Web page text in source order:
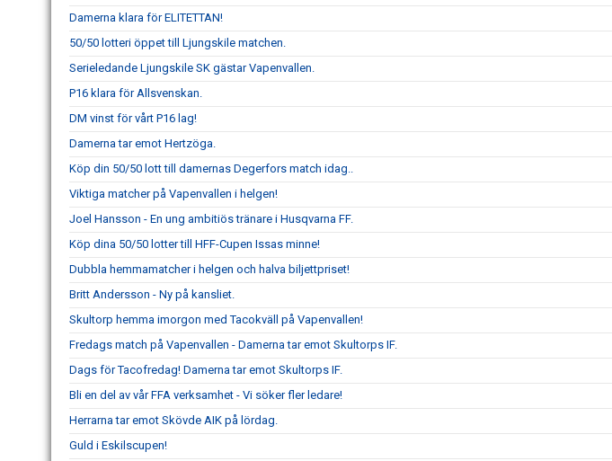
Damerna klara för ELITETTAN!
50/50 lotteri öppet till Ljungskile matchen.
Serieledande Ljungskile SK gästar Vapenvallen.
P16 klara för Allsvenskan.
DM vinst för vårt P16 lag!
Damerna tar emot Hertzöga.
Köp din 50/50 lott till damernas Degerfors match idag..
Viktiga matcher på Vapenvallen i helgen!
Joel Hansson - En ung ambitiös tränare i Husqvarna FF.
Köp dina 50/50 lotter till HFF-Cupen Issas minne!
Dubbla hemmamatcher i helgen och halva biljettpriset!
Britt Andersson - Ny på kansliet.
Skultorp hemma imorgon med Tacokväll på Vapenvallen!
Fredags match på Vapenvallen - Damerna tar emot Skultorps IF.
Dags för Tacofredag! Damerna tar emot Skultorps IF.
Bli en del av vår FFA verksamhet - Vi söker fler ledare!
Herrarna tar emot Skövde AIK på lördag.
Guld i Eskilscupen!